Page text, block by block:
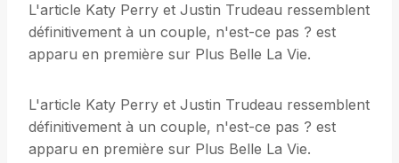
L'article Katy Perry et Justin Trudeau ressemblent
définitivement à un couple, n'est-ce pas ? est
apparu en première sur Plus Belle La Vie.
L'article Katy Perry et Justin Trudeau ressemblent
définitivement à un couple, n'est-ce pas ? est
apparu en première sur Plus Belle La Vie.